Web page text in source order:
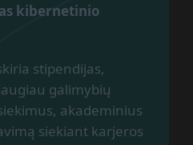
kibernetinio
stipendijas,
galimybių
akademinius
siekiant karjeros